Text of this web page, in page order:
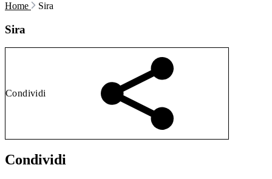
Home Sira
Sira
Condividi
Condividi